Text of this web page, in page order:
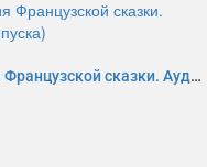
М. Лаврентьева – Золотая серия Французской сказки. Аудиокурс. 8-9-10-11 Класс (4 Выпуска)